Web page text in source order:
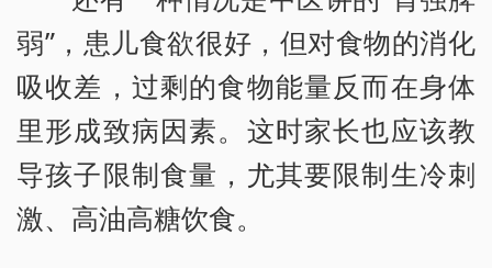
弱”，患儿食欲很好，但对食物的消化
吸收差，过剩的食物能量反而在身体
里形成致病因素。这时家长也应该教
导孩子限制食量，尤其要限制生冷刺
激、高油高糖饮食。